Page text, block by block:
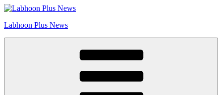
Skip
content
Labhoon Plus News